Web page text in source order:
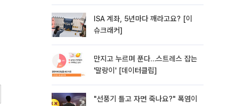
ISA 계좌, 5년마다 깨라고요? [이
슈크래커]
만지고 누르며 푼다…스트레스 잡는
'말랑이' [데이터클립]
"선풍기 틀고 자면 죽나요?" 폭염이